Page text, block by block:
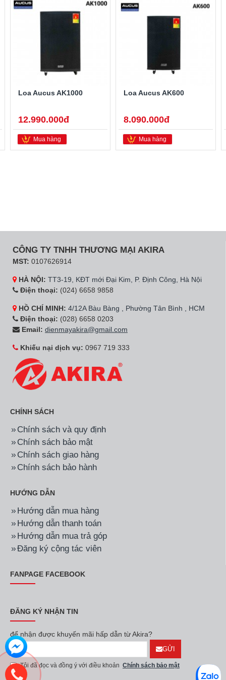
Loa Aucus AK1000
12.990.000đ
Mua hàng
Loa Aucus AK600
8.090.000đ
Mua hàng
CÔNG TY TNHH THƯƠNG MẠI AKIRA
MST: 0107626914
HÀ NỘI: TT3-19, KĐT mới Đại Kim, P. Định Công, Hà Nội
Điện thoại: (024) 6658 9858
HỒ CHÍ MINH: 4/12A Bàu Bàng , Phường Tân Bình , HCM
Điện thoại: (028) 6658 0203
Email: dienmayakira@gmail.com
Khiếu nại dịch vụ: 0967 719 333
CHÍNH SÁCH
Chính sách và quy định
Chính sách bảo mật
Chính sách giao hàng
Chính sách bảo hành
HƯỚNG DẪN
Hướng dẫn mua hàng
Hướng dẫn thanh toán
Hướng dẫn mua trả góp
Đăng ký cộng tác viên
FANPAGE FACEBOOK
ĐĂNG KÝ NHẬN TIN
để nhận được khuyến mãi hấp dẫn từ Akira?
GỬI
Tôi đã đọc và đồng ý với điều khoản Chính sách bảo mật